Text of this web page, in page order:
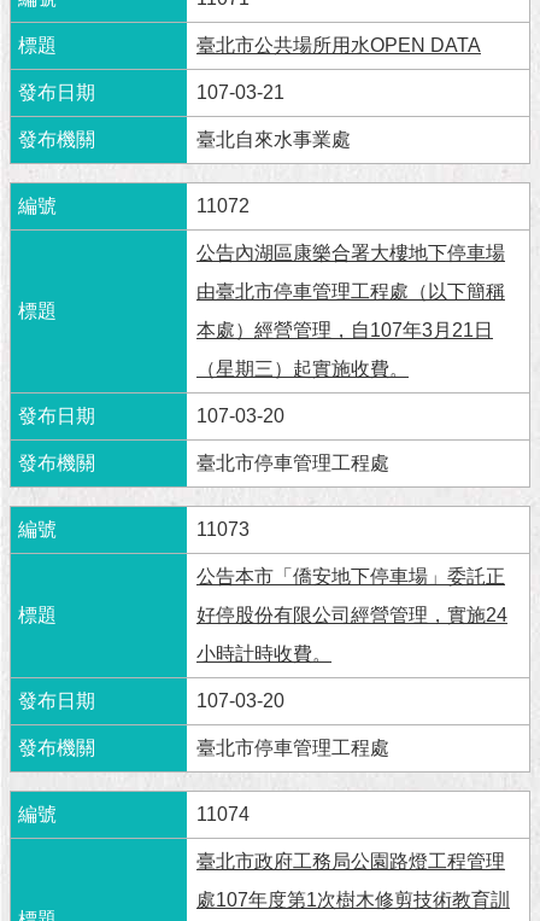
隱
私
權
及
資
訊
安
全
政
策
我
們
（陳
情
系
統
1999）
臺北市公共場所用水OPEN DATA
107-03-21
臺北自來水事業處
11072
公告內湖區康樂合署大樓地下停車場
由臺北市停車管理工程處（以下簡稱
本處）經營管理，自107年3月21日
（星期三）起實施收費。
107-03-20
臺北市停車管理工程處
11073
公告本市「僑安地下停車場」委託正
好停股份有限公司經營管理，實施24
小時計時收費。
107-03-20
臺北市停車管理工程處
11074
臺北市政府工務局公園路燈工程管理
處107年度第1次樹木修剪技術教育訓